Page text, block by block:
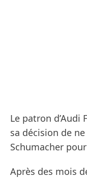
Le patron
sa décision de
Schumacher
Après des mois